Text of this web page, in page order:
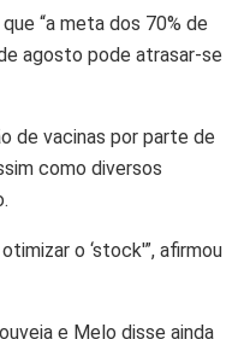
“a meta dos 70% de
agosto pode atrasar-se
de vacinas por parte de
como diversos
o ‘stock'”, afirmou
e Melo disse ainda